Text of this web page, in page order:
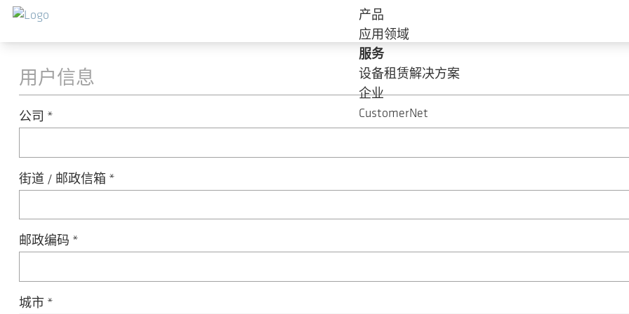
跳转到主要内容
产品
应用领域
服务
设备租赁解决方案
企业
CustomerNet
设备注册
用户信息
公司 *
街道 / 邮政信箱 *
邮政编码 *
城市 *